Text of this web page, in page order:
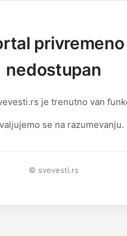
privremeno
nedostupan
je trenutno van
se na razumevanju.
© svevesti.rs